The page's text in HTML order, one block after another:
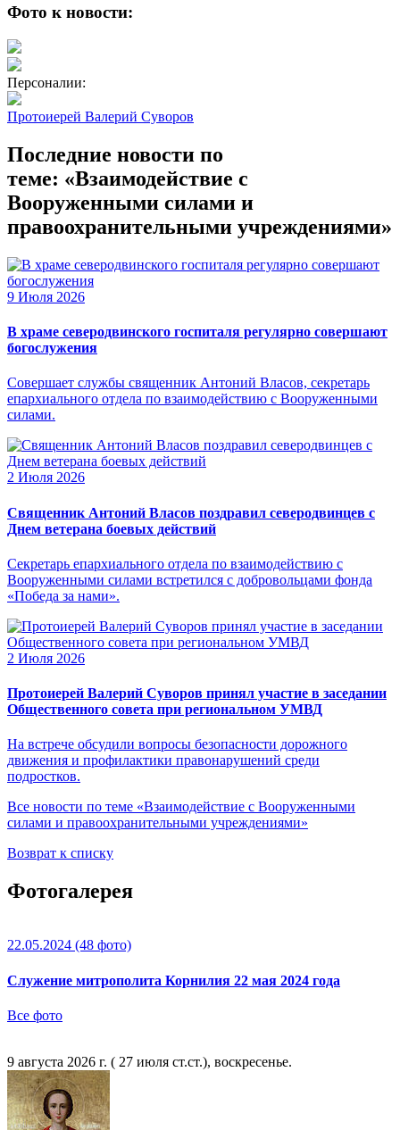
Фото к новости:
Персоналии:
Протоиерей Валерий Суворов
Последние новости по
теме: «Взаимодействие с
Вооруженными силами и
правоохранительными учреждениями»
9 Июля 2026
В храме северодвинского госпиталя регулярно совершают
богослужения
Совершает службы священник Антоний Власов, секретарь
епархиального отдела по взаимодействию с Вооруженными
силами.
2 Июля 2026
Священник Антоний Власов поздравил северодвинцев с
Днем ветерана боевых действий
Секретарь епархиального отдела по взаимодействию с
Вооруженными силами встретился с добровольцами фонда
«Победа за нами».
2 Июля 2026
Протоиерей Валерий Суворов принял участие в заседании
Общественного совета при региональном УМВД
На встрече обсудили вопросы безопасности дорожного
движения и профилактики правонарушений среди
подростков.
Все новости по теме «Взаимодействие с Вооруженными
силами и правоохранительными учреждениями»
Возврат к списку
Фотогалерея
22.05.2024 (48 фото)
Служение митрополита Корнилия 22 мая 2024 года
Все фото
9 августа 2026 г. ( 27 июля ст.ст.), воскресенье.